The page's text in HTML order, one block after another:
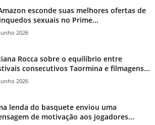
esconde suas melhores ofertas de
sexuais no Prime...
2026
Rocca sobre o equilíbrio entre
consecutivos Taormina e filmagens...
2026
lenda do basquete enviou uma
de motivação aos jogadores...